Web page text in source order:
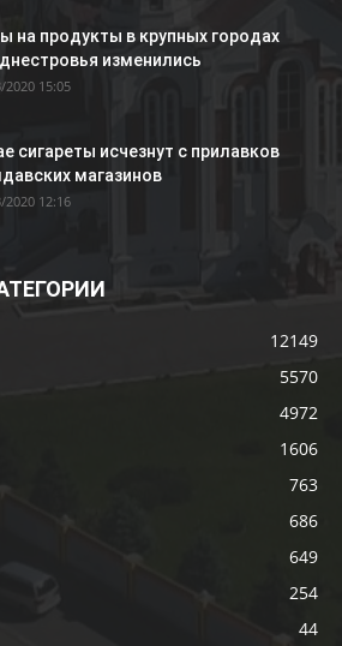
на продукты в крупных городах
изменились
2020 15:05
сигареты исчезнут с прилавков
магазинов
2020 12:16
12149
5570
4972
1606
763
686
649
254
44